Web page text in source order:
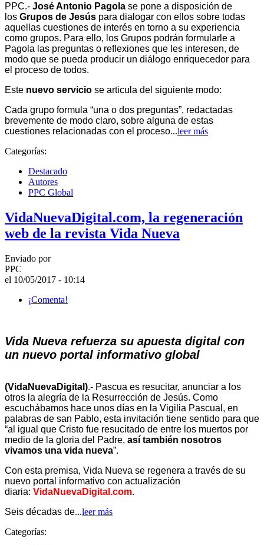
PPC.- José Antonio Pagola se pone a disposición de
los Grupos de Jesús para dialogar con ellos sobre todas
aquellas cuestiones de interés en torno a su experiencia
como grupos. Para ello, los Grupos podrán formularle a
Pagola las preguntas o reflexiones que les interesen, de
modo que se pueda producir un diálogo enriquecedor para
el proceso de todos.
Este nuevo servicio se articula del siguiente modo:
Cada grupo formula “una o dos preguntas”, redactadas
brevemente de modo claro, sobre alguna de estas
cuestiones relacionadas con el proceso...leer más
Categorías:
Destacado
Autores
PPC Global
VidaNuevaDigital.com, la regeneración
web de la revista Vida Nueva
Enviado por
PPC
el 10/05/2017 - 10:14
¡Comenta!
Vida Nueva refuerza su apuesta digital con
un nuevo portal informativo global
(VidaNuevaDigital).- Pascua es resucitar, anunciar a los
otros la alegría de la Resurrección de Jesús. Como
escuchábamos hace unos días en la Vigilia Pascual, en
palabras de san Pablo, esta invitación tiene sentido para que
“al igual que Cristo fue resucitado de entre los muertos por
medio de la gloria del Padre, así también nosotros
vivamos una vida nueva”.
Con esta premisa, Vida Nueva se regenera a través de su
nuevo portal informativo con actualización
diaria: VidaNuevaDigital.com.
Seis décadas de...leer más
Categorías: